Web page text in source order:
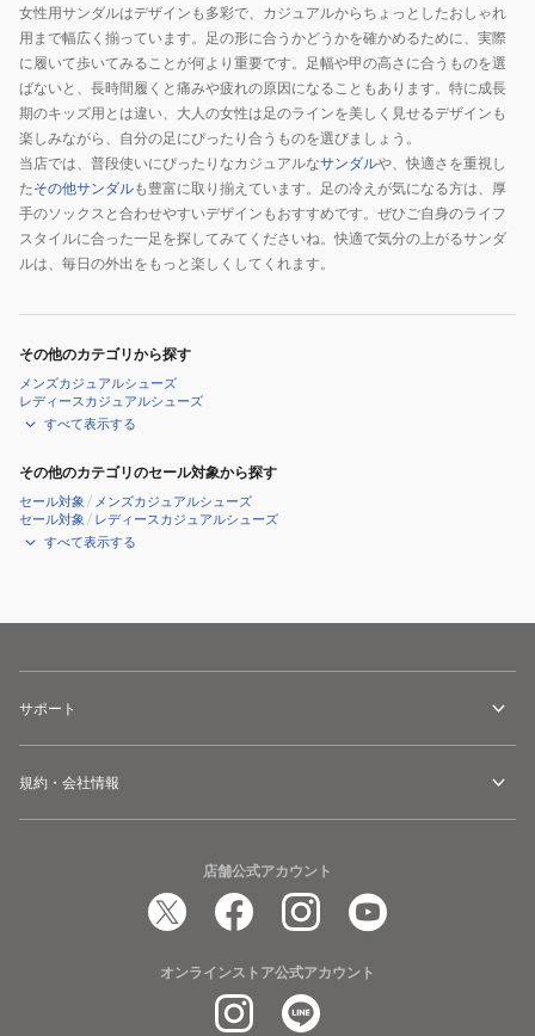
女性用サンダルはデザインも多彩で、カジュアルからちょっとしたおしゃれ
用まで幅広く揃っています。足の形に合うかどうかを確かめるために、実際
に履いて歩いてみることが何より重要です。足幅や甲の高さに合うものを選
ばないと、長時間履くと痛みや疲れの原因になることもあります。特に成長
期のキッズ用とは違い、大人の女性は足のラインを美しく見せるデザインも
楽しみながら、自分の足にぴったり合うものを選びましょう。
当店では、普段使いにぴったりなカジュアルなサンダルや、快適さを重視し
たその他サンダルも豊富に取り揃えています。足の冷えが気になる方は、厚
手のソックスと合わせやすいデザインもおすすめです。ぜひご自身のライフ
スタイルに合った一足を探してみてくださいね。快適で気分の上がるサンダ
ルは、毎日の外出をもっと楽しくしてくれます。
その他のカテゴリから探す
メンズカジュアルシューズ
レディースカジュアルシューズ
すべて表示する
その他のカテゴリのセール対象から探す
セール対象 / メンズカジュアルシューズ
セール対象 / レディースカジュアルシューズ
すべて表示する
サポート
規約・会社情報
店舗公式アカウント
オンラインストア公式アカウント